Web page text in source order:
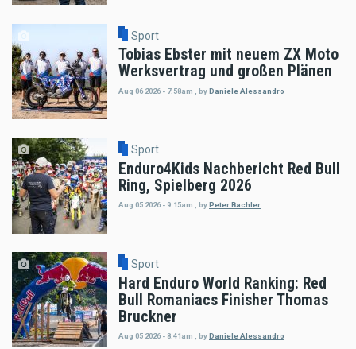
Sport
Tobias Ebster mit neuem ZX Moto
Werksvertrag und großen Plänen
Aug 06 2026 - 7:58am byDaniele Alessandro
Sport
Enduro4Kids Nachbericht Red Bull
Ring, Spielberg 2026
Aug 05 2026 - 9:15am , by Peter Bachler
Sport
Hard Enduro World Ranking: Red
Bull Romaniacs Finisher Thomas
Bruckner
Aug 05 2026 - 8:41am , byDaniele Alessandro